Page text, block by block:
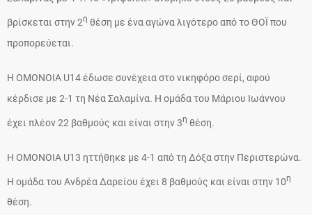
βρίσκεται στην 2η θέση με ένα αγώνα λιγότερο από το ΘΟΪ που
προπορεύεται.
Η ΟΜΟΝΟΙΑ U14 έδωσε συνέχεια στο νικηφόρο σερί, αφού
κέρδισε με 2-1 τη Νέα Σαλαμίνα. Η ομάδα του Μάριου Ιωάννου
έχει πλέον 22 βαθμούς και είναι στην 3η θέση.
H OMONOIA U13 ηττήθηκε με 4-1 από τη Δόξα στην Περιστερώνα.
Η ομάδα του Ανδρέα Δαρείου έχει 8 βαθμούς και είναι στην 10η
θέση.